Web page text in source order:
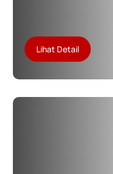
Lihat Detail